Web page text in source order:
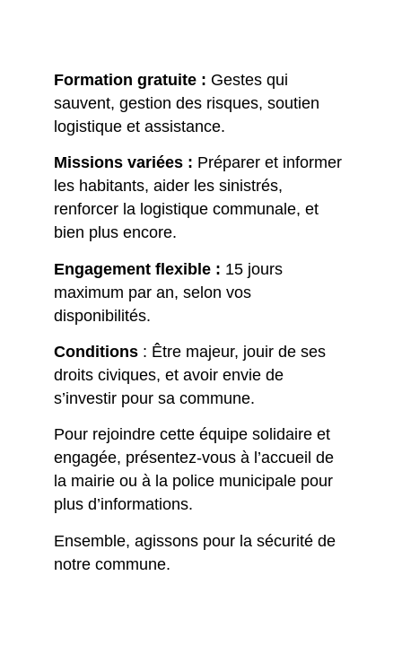
Formation gratuite : Gestes qui
sauvent, gestion des risques, soutien
logistique et assistance.
Missions variées : Préparer et informer
les habitants, aider les sinistrés,
renforcer la logistique communale, et
bien plus encore.
Engagement flexible : 15 jours
maximum par an, selon vos
disponibilités.
Conditions : Être majeur, jouir de ses
droits civiques, et avoir envie de
s’investir pour sa commune.
Pour rejoindre cette équipe solidaire et
engagée, présentez-vous à l’accueil de
la mairie ou à la police municipale pour
plus d’informations.
Ensemble, agissons pour la sécurité de
notre commune.